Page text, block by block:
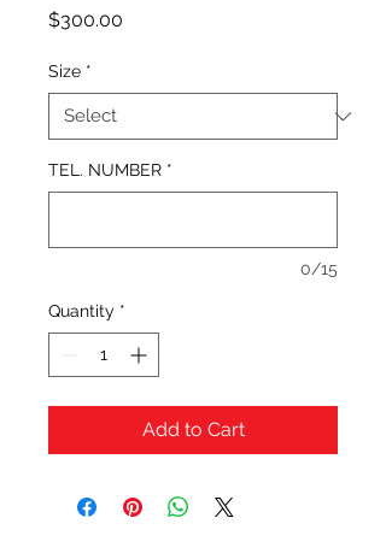
$300.00
Size *
TEL. NUMBER *
0/15
Quantity *
Add to Cart